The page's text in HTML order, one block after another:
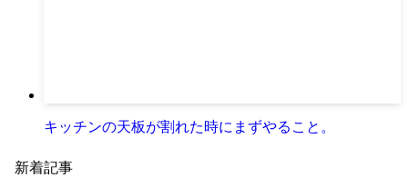
キッチンの天板が割れた時にまずやること。
新着記事